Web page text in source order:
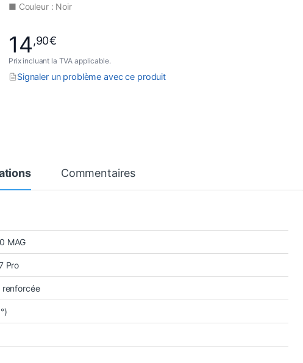
■ Couleur : Noir
14,90€
Prix incluant la TVA applicable.
Signaler un problème avec ce produit
Commentaires
MAG
Pro
renforcée